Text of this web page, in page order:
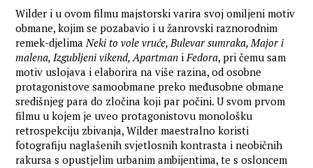
Wilder i u ovom filmu majstorski varira svoj omiljeni motiv
obmane, kojim se pozabavio i u žanrovski raznorodnim
remek-djelimaNeki to vole vruće, Bulevar sumraka, Major i
malena, Izgubljeni vikend, Apartman iFedora, pri čemu sam
motiv uslojava i elaborira na više razina, od osobne
protagonistove samoobmane preko međusobne obmane
središnjeg para do zločina koji par počini. U svom prvom
filmu u kojem je uveo protagonistovu monološku
retrospekciju zbivanja, Wilder maestralno koristi
fotografiju naglašenih svjetlosnih kontrasta i neobičnih
rakursa s opustjelim urbanim ambijentima, te s osloncem